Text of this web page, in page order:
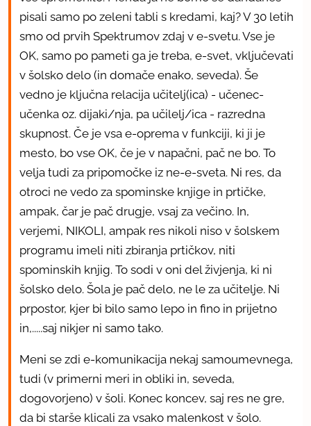
pisali samo po zeleni tabli s kredami, kaj? V 30 letih
smo od prvih Spektrumov zdaj v e-svetu. Vse je
OK, samo po pameti ga je treba, e-svet, vključevati
v šolsko delo (in domače enako, seveda). Še
vedno je ključna relacija učitelj(ica) - učenec-
učenka oz. dijaki/nja, pa učilelj/ica - razredna
skupnost. Če je vsa e-oprema v funkciji, ki ji je
mesto, bo vse OK, če je v napačni, pač ne bo. To
velja tudi za pripomočke iz ne-e-sveta. Ni res, da
otroci ne vedo za spominske knjige in prtičke,
ampak, čar je pač drugje, vsaj za večino. In,
verjemi, NIKOLI, ampak res nikoli niso v šolskem
programu imeli niti zbiranja prtičkov, niti
spominskih knjig. To sodi v oni del živjenja, ki ni
šolsko delo. Šola je pač delo, ne le za učitelje. Ni
prpostor, kjer bi bilo samo lepo in fino in prijetno
in,.....saj nikjer ni samo tako.
Meni se zdi e-komunikacija nekaj samoumevnega,
tudi (v primerni meri in obliki in, seveda,
dogovorjeno) v šoli. Konec koncev, saj res ne gre,
da bi starše klicali za vsako malenkost v šolo.